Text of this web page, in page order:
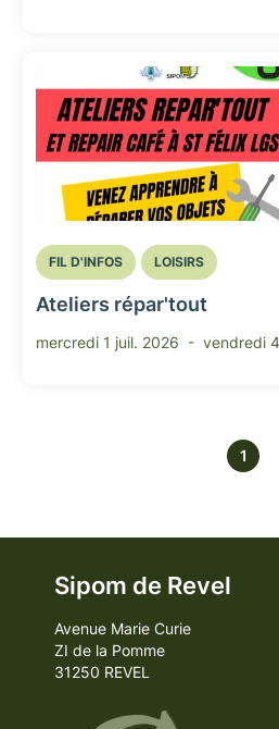
FIL D'INFOS LOISIRS
Ateliers répar'tout
mercredi 1 juil. 2026 - vendredi
1
Sipom de Revel
Avenue Marie Curie
ZI de la Pomme
31250 REVEL